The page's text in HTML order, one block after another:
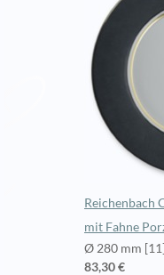
Reichenbach
mit Fahne
Ø 280 mm [11]
83,30 €